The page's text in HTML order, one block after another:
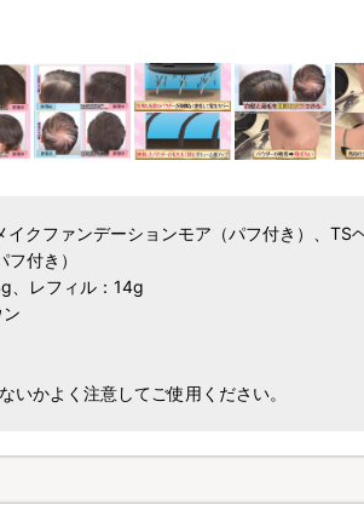
クファンデーションモア（パフ付き）、TS
付き）
、レフィル：14g
いかよく注意してご使用ください。